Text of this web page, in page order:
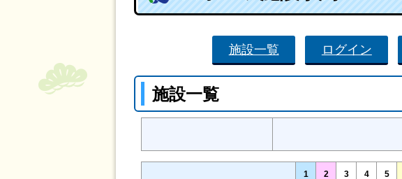
施設一覧 ログイン
施設一覧
1 2 3 4 5